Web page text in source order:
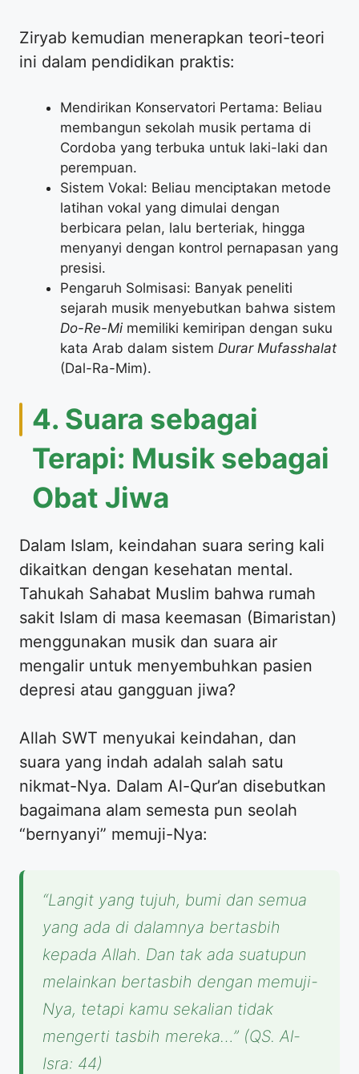
Ziryab kemudian menerapkan teori-teori
ini dalam pendidikan praktis:
Mendirikan Konservatori Pertama: Beliau
membangun sekolah musik pertama di
Cordoba yang terbuka untuk laki-laki dan
perempuan.
Sistem Vokal: Beliau menciptakan metode
latihan vokal yang dimulai dengan
berbicara pelan, lalu berteriak, hingga
menyanyi dengan kontrol pernapasan yang
presisi.
Pengaruh Solmisasi: Banyak peneliti
sejarah musik menyebutkan bahwa sistem
Do-Re-Mi memiliki kemiripan dengan suku
kata Arab dalam sistem Durar Mufasshalat
(Dal-Ra-Mim).
4. Suara sebagai
Terapi: Musik sebagai
Obat Jiwa
Dalam Islam, keindahan suara sering kali
dikaitkan dengan kesehatan mental.
Tahukah Sahabat Muslim bahwa rumah
sakit Islam di masa keemasan (Bimaristan)
menggunakan musik dan suara air
mengalir untuk menyembuhkan pasien
depresi atau gangguan jiwa?
Allah SWT menyukai keindahan, dan
suara yang indah adalah salah satu
nikmat-Nya. Dalam Al-Qur’an disebutkan
bagaimana alam semesta pun seolah
“bernyanyi” memuji-Nya:
“Langit yang tujuh, bumi dan semua
yang ada di dalamnya bertasbih
kepada Allah. Dan tak ada suatupun
melainkan bertasbih dengan memuji-
Nya, tetapi kamu sekalian tidak
mengerti tasbih mereka…” (QS. Al-
Isra: 44)